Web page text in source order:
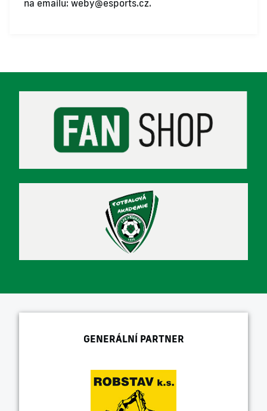
na emailu: weby@esports.cz.
GENERÁLNÍ PARTNER